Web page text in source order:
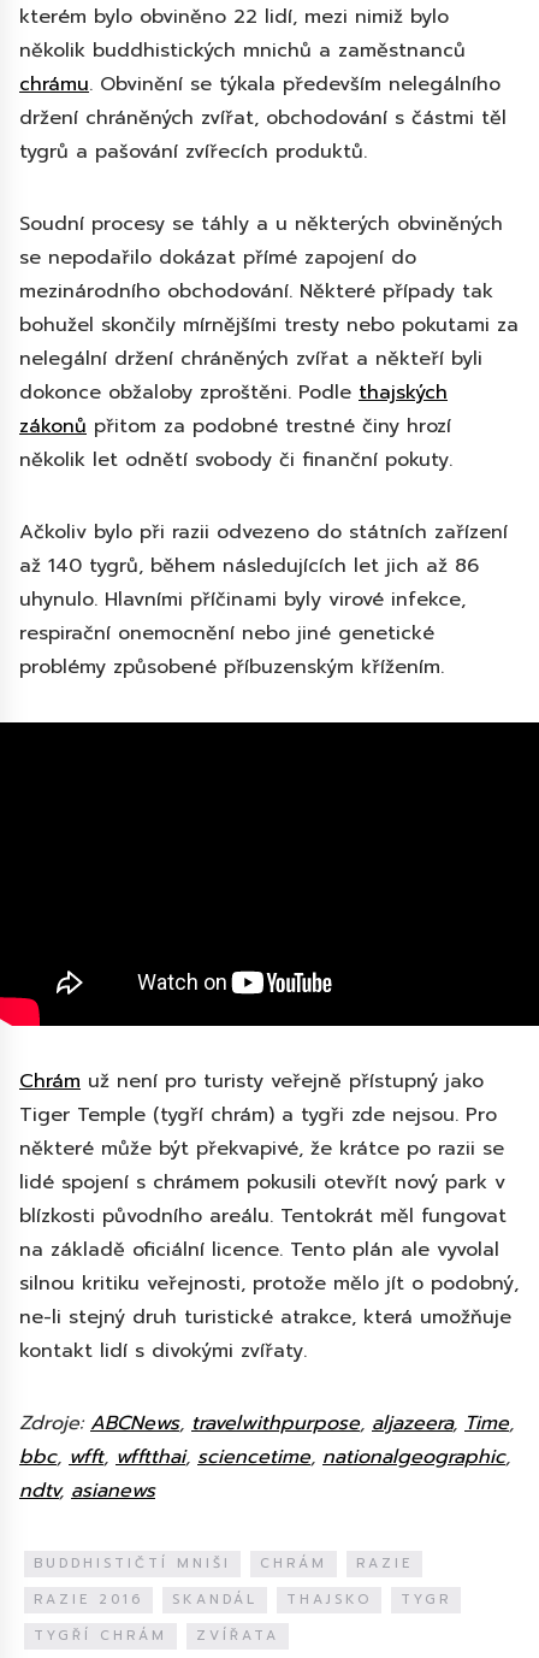
kterém bylo obviněno 22 lidí, mezi nimiž bylo
několik buddhistických mnichů a zaměstnanců
chrámu. Obvinění se týkala především nelegálního
držení chráněných zvířat, obchodování s částmi těl
tygrů a pašování zvířecích produktů.
Soudní procesy se táhly a u některých obviněných
se nepodařilo dokázat přímé zapojení do
mezinárodního obchodování. Některé případy tak
bohužel skončily mírnějšími tresty nebo pokutami za
nelegální držení chráněných zvířat a někteří byli
dokonce obžaloby zproštěni. Podle thajských
zákonů přitom za podobné trestné činy hrozí
několik let odnětí svobody či finanční pokuty.
Ačkoliv bylo při razii odvezeno do státních zařízení
až 140 tygrů, během následujících let jich až 86
uhynulo. Hlavními příčinami byly virové infekce,
respirační onemocnění nebo jiné genetické
problémy způsobené příbuzenským křížením.
Chrám už není pro turisty veřejně přístupný jako
Tiger Temple (tygří chrám) a tygři zde nejsou. Pro
některé může být překvapivé, že krátce po razii se
lidé spojení s chrámem pokusili otevřít nový park v
blízkosti původního areálu. Tentokrát měl fungovat
na základě oficiální licence. Tento plán ale vyvolal
silnou kritiku veřejnosti, protože mělo jít o podobný,
ne-li stejný druh turistické atrakce, která umožňuje
kontakt lidí s divokými zvířaty.
Zdroje: ABCNews, travelwithpurpose, aljazeera, Time,
bbc, wfft, wfftthai, sciencetime, nationalgeographic,
ndtv, asianews
BUDDHISTIČTÍ MNIŠI CHRÁM
RAZIE
RAZIE 2016
SKANDÁL THAJSKO
TYGR
TYGŘÍ CHRÁM
ZVÍŘATA